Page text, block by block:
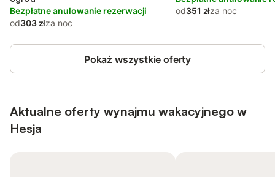
Bezpłatne anulowanie rezerwacji
od303 złza noc
od351 złza noc
Pokaż wszystkie oferty
Aktualne oferty wynajmu wakacyjnego w
Hesja